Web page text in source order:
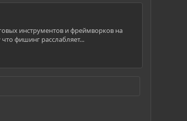
инструментов и фреймворков на
фишинг расслабляет...